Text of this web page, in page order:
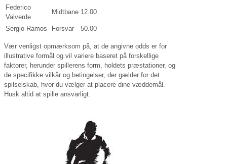
Federico
Valverde
Midtbane 12.00
Sergio Ramos Forsvar 50.00
Vær venligst opmærksom på, at de angivne odds er for
illustrative formål og vil variere baseret på forskellige
faktorer, herunder spillerens form, holdets præstationer, og
de specifikke vilkår og betingelser, der gælder for det
spilselskab, hvor du vælger at placere dine væddemål.
Husk altid at spille ansvarligt.